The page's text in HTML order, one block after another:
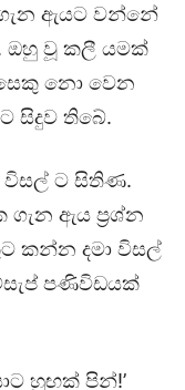
ඇයට වන්නේ
ඔහු වූ කලී යමක්
නො වෙන
සිදුව තිබේ.
විසල් ට සිතිණ.
ඇය ප්‍රශ්න
කන්න දමා විසල්
පණිවිඩයක්
හුඟක් පින්!’